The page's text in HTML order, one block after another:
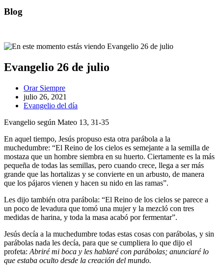
Blog
Evangelio 26 de julio
Autor
de
la
Orar Siempre
Publicación
de
entrada:
julio 26, 2021
Categoría
la
Evangelio del día
Evangelio según Mateo 13, 31-35
En aquel tiempo, Jesús propuso esta otra parábola a la
muchedumbre: “El Reino de los cielos es semejante a la semilla de
mostaza que un hombre siembra en su huerto. Ciertamente es la más
pequeña de todas las semillas, pero cuando crece, llega a ser más
grande que las hortalizas y se convierte en un arbusto, de manera
que los pájaros vienen y hacen su nido en las ramas”.
Les dijo también otra parábola: “El Reino de los cielos se parece a
un poco de levadura que tomó una mujer y la mezcló con tres
medidas de harina, y toda la masa acabó por fermentar”.
Jesús decía a la muchedumbre todas estas cosas con parábolas, y sin
parábolas nada les decía, para que se cumpliera lo que dijo el
profeta: Abriré mi boca y les hablaré con parábolas; anunciaré lo
que estaba oculto desde la creación del mundo.